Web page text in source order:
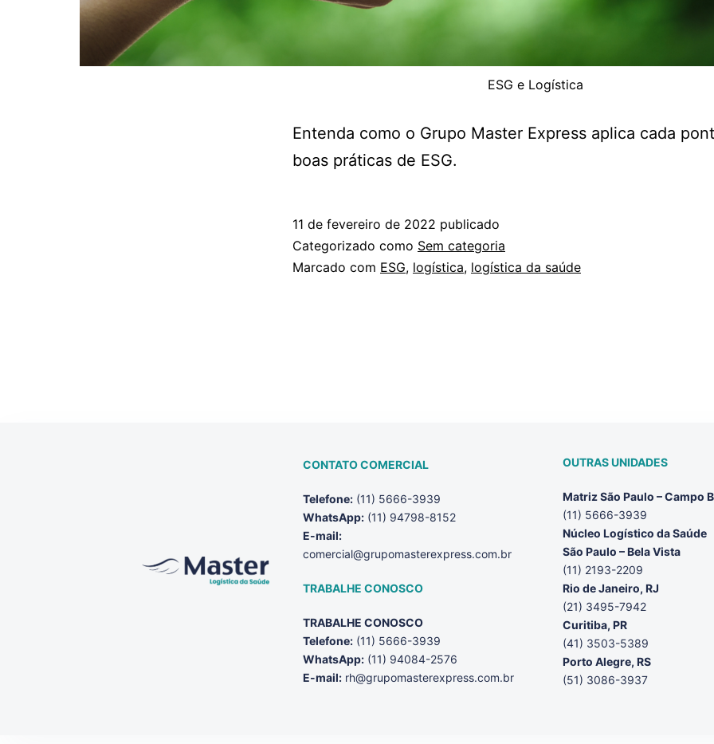
ESG e Logística
Entenda como o Grupo Master Express aplica cada
boas práticas de ESG.
11 de fevereiro de 2022 publicado
Categorizado como Sem categoria
Marcado com ESG, logística, logística da saúde
CONTATO COMERCIAL
Telefone: (11) 5666-3939
WhatsApp: (11) 94798-8152
E-mail:
comercial@grupomasterexpress.com.br
TRABALHE CONOSCO
TRABALHE CONOSCO
Telefone: (11) 5666-3939
WhatsApp: (11) 94084-2576
E-mail: rh@grupomasterexpress.com.br
OUTRAS UNIDADES
Matriz São Paulo – Campo
(11) 5666-3939
Núcleo Logístico da Saúde
São Paulo – Bela Vista
(11) 2193-2209
Rio de Janeiro, RJ
(21) 3495-7942
Curitiba, PR
(41) 3503-5389
Porto Alegre, RS
(51) 3086-3937